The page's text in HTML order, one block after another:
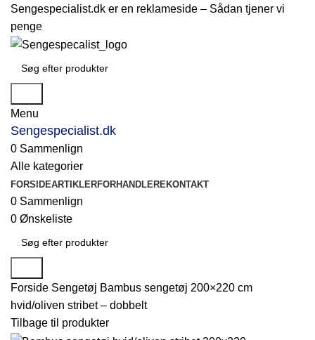
Sengespecialist.dk er en reklameside – Sådan tjener vi
penge
Menu
Sengespecialist.dk
0 Sammenlign
Alle kategorier
FORSIDEARTIKLERFORHANDLEREKONTAKT
0 Sammenlign
0 Ønskeliste
Forside Sengetøj Bambus sengetøj 200×220 cm
hvid/oliven stribet – dobbelt
Tilbage til produkter